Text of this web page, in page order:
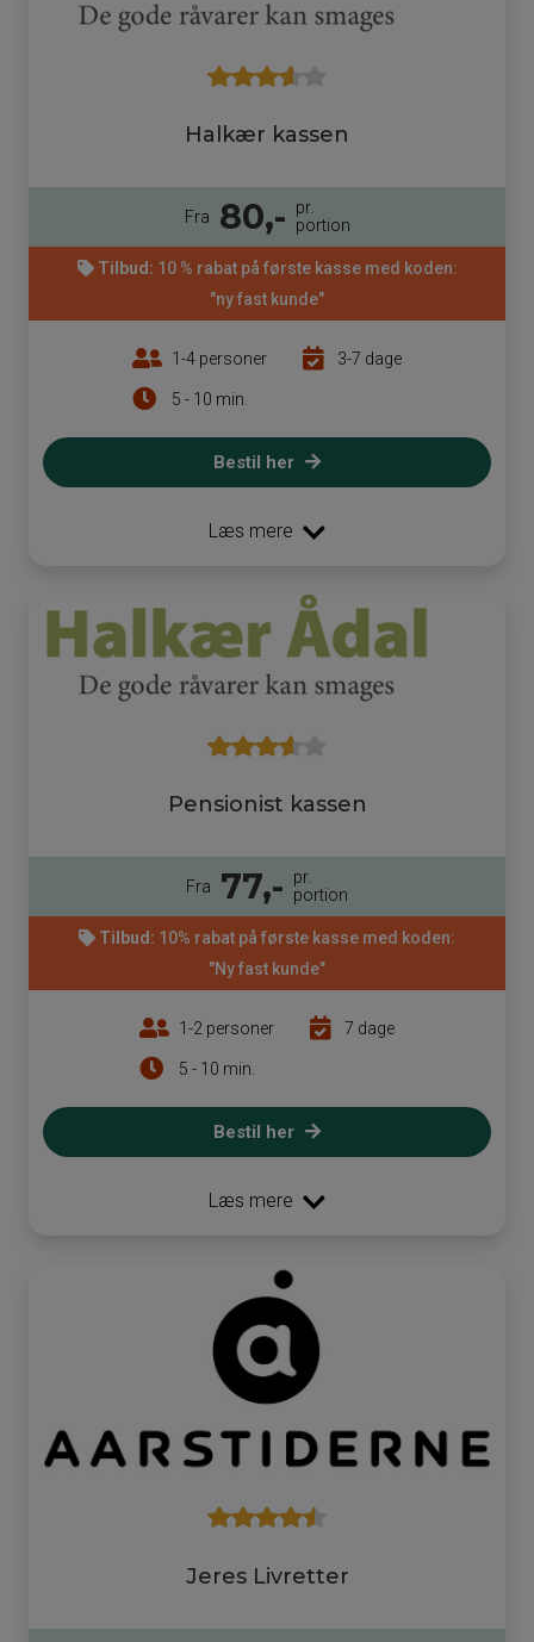
Halkær kassen
Fra 80,-
pr.
portion
Tilbud: 10 % rabat på første kasse med koden:
"ny fast kunde"
1-4 personer
5 - 10 min.
3-7 dage
Bestil her
Læs mere
Pensionist kassen
Fra 77,-
pr.
portion
Tilbud: 10% rabat på første kasse med koden:
"Ny fast kunde"
1-2 personer
5 - 10 min.
7 dage
Bestil her
Læs mere
Jeres Livretter